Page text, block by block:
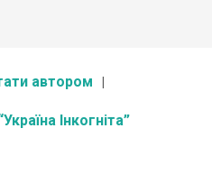
автором
Інкогніта”